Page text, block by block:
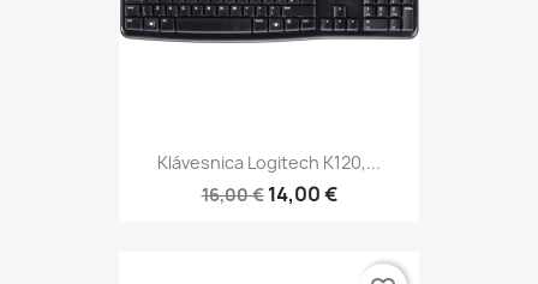
Klávesnica Logitech K120,...
16,00 € 14,00 €